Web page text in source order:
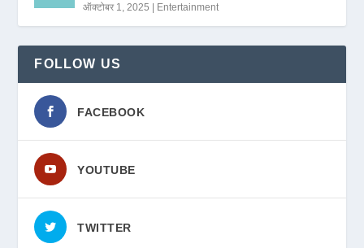
ऑक्टोबर 1, 2025 Entertainment
FOLLOW US
FACEBOOK
YOUTUBE
TWITTER